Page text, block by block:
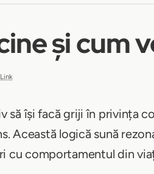
și cum
să își facă griji în privința
Această logică sună
cu comportamentul din